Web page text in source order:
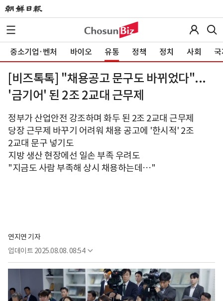
중소기업·벤처 바이오 유통 정책 정치 사회
[비즈톡톡] "채용공고 문구도 바뀌었다"...
'금기어' 된 2조 2교대 근무제
정부가 산업안전 강조하며 화두 된 2조 2교대 근무제
당장 근무제 바꾸기 어려워 채용 공고에 '한시적' 2조
2교대 문구 넣기도
지방 생산 현장에선 일손 부족 우려도
"지금도 사람 부족해 상시 채용하는데…"
연지연 기자
업데이트 2025.08.08. 08:54